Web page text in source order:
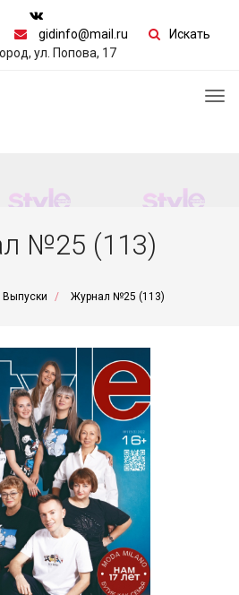
gidinfo@mail.ru
Искать
ул. Попова, 17
№25 (113)
Выпуски Журнал №25 (113)